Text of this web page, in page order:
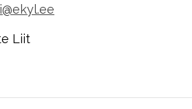
Liit